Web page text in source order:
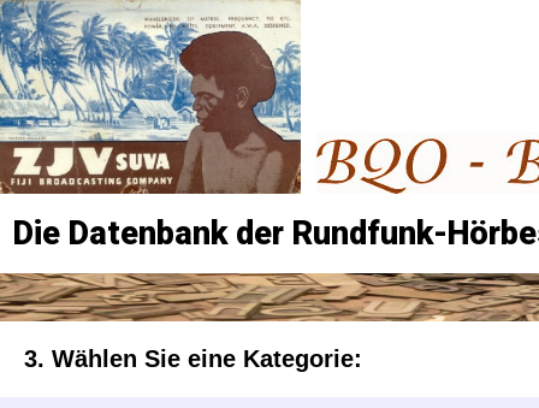
Die Datenbank der Rundfunk-
3. Wählen Sie eine Kategorie: